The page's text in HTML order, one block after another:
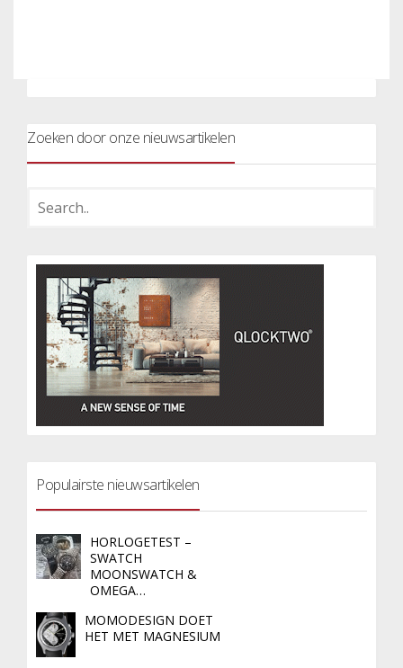
Zoeken door onze nieuwsartikelen
Populairste nieuwsartikelen
HORLOGETEST –
SWATCH
MOONSWATCH &
OMEGA…
MOMODESIGN DOET
HET MET MAGNESIUM